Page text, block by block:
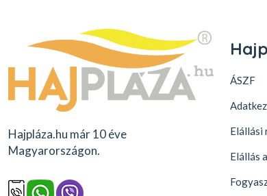
Hajpláza.hu már 10 éve
Magyarországon.
ÁSZF
Elállási
Elállás